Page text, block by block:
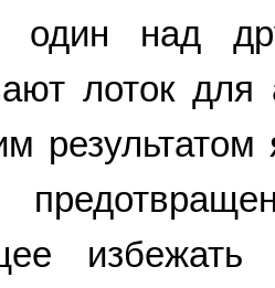
один над
лоток
избежать